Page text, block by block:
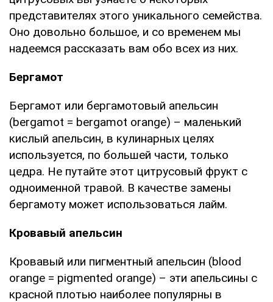
представителях этого уникального семейства.
Оно довольно большое, и со временем мы
надеемся рассказать вам обо всех из них.
Бергамот
Бергамот или бергамотовый апельсин
(bergamot = bergamot orange) – маленький
кислый апельсин, в кулинарных целях
используется, по большей части, только
цедра. Не путайте этот цитрусовый фрукт с
одноименной травой. В качестве замены
бергамоту может использоваться лайм.
Кровавый апельсин
Кровавый или пигментный апельсин (blood
orange = pigmented orange) – эти апельсины с
красной плотью наиболее популярны в